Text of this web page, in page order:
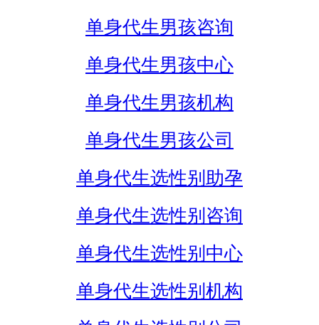
单身代生男孩咨询
单身代生男孩中心
单身代生男孩机构
单身代生男孩公司
单身代生选性别助孕
单身代生选性别咨询
单身代生选性别中心
单身代生选性别机构